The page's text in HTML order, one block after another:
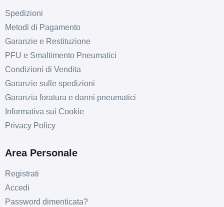
D
Spedizioni
Metodi di Pagamento
Garanzie e Restituzione
PFU e Smaltimento Pneumatici
Condizioni di Vendita
Garanzie sulle spedizioni
Garanzia foratura e danni pneumatici
Informativa sui Cookie
Privacy Policy
Area Personale
Registrati
Accedi
Password dimenticata?